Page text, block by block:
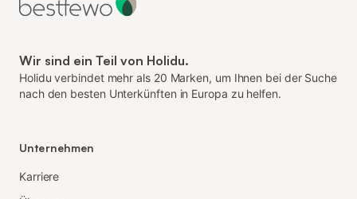
Wir sind ein Teil von Holidu.
Holidu verbindet mehr als 20 Marken, um Ihnen bei der Suche
nach den besten Unterkünften in Europa zu helfen.
Unternehmen
Karriere